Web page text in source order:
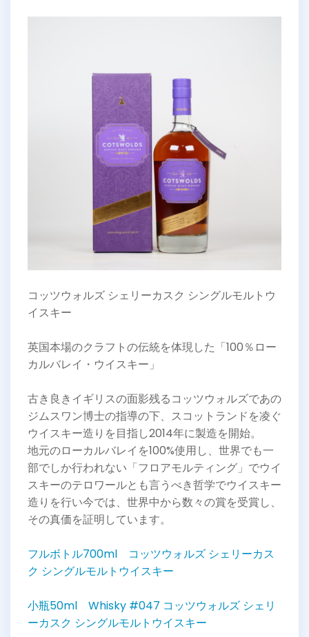
コッツウォルズ シェリーカスク シングルモルトウ
イスキー
英国本場のクラフトの伝統を体現した「100％ロー
カルバレイ・ウイスキー」
古き良きイギリスの面影残るコッツウォルズであの
ジムスワン博士の指導の下、スコットランドを凌ぐ
ウイスキー造りを目指し2014年に製造を開始。
地元のローカルバレイを100%使用し、世界でも一
部でしか行われない「フロアモルティング」でウイ
スキーのテロワールとも言うべき哲学でウイスキー
造りを行い今では、世界中から数々の賞を受賞し、
その真価を証明しています。
フルボトル700ml コッツウォルズ シェリーカス
ク シングルモルトウイスキー
小瓶50ml Whisky #047 コッツウォルズ シェリ
ーカスク シングルモルトウイスキー